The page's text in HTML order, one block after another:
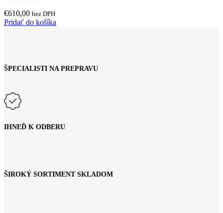
€610,00 bez DPH
Pridať do košíka
ŠPECIALISTI NA PREPRAVU
IHNEĎ K ODBERU
ŠIROKÝ SORTIMENT SKLADOM